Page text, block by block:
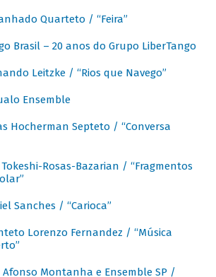
Quarteto / “Feira”
Brasil – 20 anos do Grupo LiberTango
Leitzke / “Rios que Navego”
Ensemble
Hocherman Septeto / “Conversa
Rosas-Bazarian / “Fragmentos
Sanches / “Carioca”
Lorenzo Fernandez / “Música
Afonso Montanha e Ensemble SP /